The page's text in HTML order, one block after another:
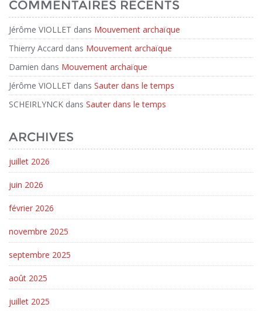
COMMENTAIRES RÉCENTS
Jérôme VIOLLET dans Mouvement archaïque
Thierry Accard dans Mouvement archaïque
Damien dans Mouvement archaïque
Jérôme VIOLLET dans Sauter dans le temps
SCHEIRLYNCK dans Sauter dans le temps
ARCHIVES
juillet 2026
juin 2026
février 2026
novembre 2025
septembre 2025
août 2025
juillet 2025